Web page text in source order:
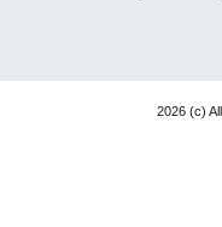
2026 (c)